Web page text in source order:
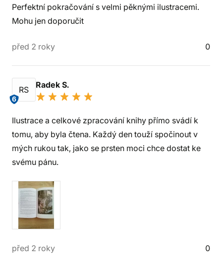
Perfektní pokračování s velmi pěknými ilustracemi.
Mohu jen doporučit
před 2 roky 0
RS
6
Radek S.
Ilustrace a celkové zpracování knihy přímo svádí k
tomu, aby byla čtena. Každý den touží spočinout v
mých rukou tak, jako se prsten moci chce dostat ke
svému pánu.
před 2 roky 0